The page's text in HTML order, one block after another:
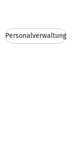
Personalverwaltung